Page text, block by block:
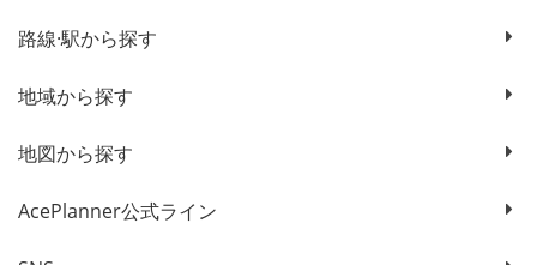
路線·駅から探す
地域から探す
地図から探す
AcePlanner公式ライン